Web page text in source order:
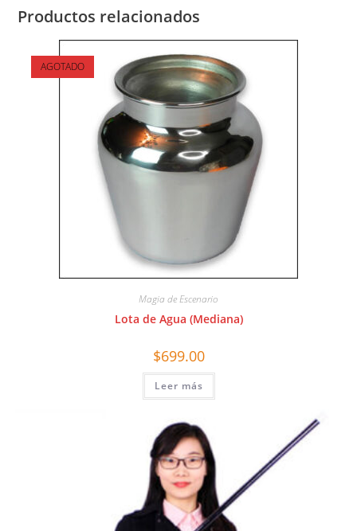
Productos relacionados
AGOTADO
Magia de Escenario
Lota de Agua (Mediana)
$699.00
Leer más